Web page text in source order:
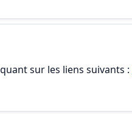
sur les liens suivants :